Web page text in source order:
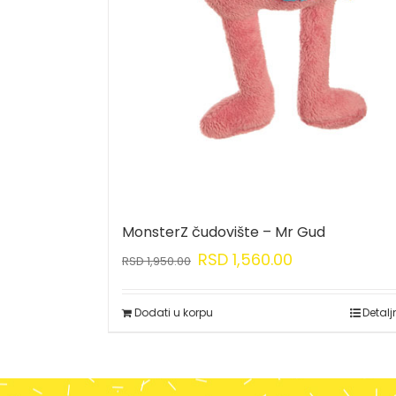
MonsterZ čudovište – Mr Gud
RSD1,950.00 RSD 1,560.00
Dodati u korpu